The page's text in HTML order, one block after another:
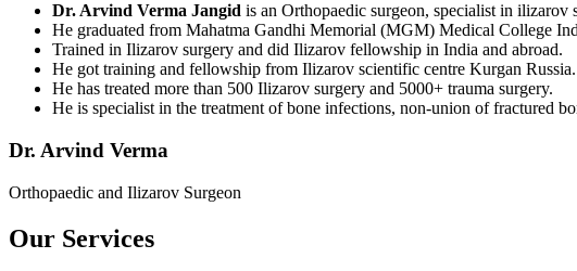
Dr. Arvind Verma Jangid is an Orthopaedic surgeon, specialist in ilizarov
He graduated from Mahatma Gandhi Memorial (MGM) Medical College
Trained in Ilizarov surgery and did Ilizarov fellowship in India and abroad.
He got training and fellowship from Ilizarov scientific centre Kurgan Russia.
He has treated more than 500 Ilizarov surgery and 5000+ trauma surgery.
He is specialist in the treatment of bone infections, non-union of fractured
Dr. Arvind Verma
Orthopaedic and Ilizarov Surgeon
Our Services